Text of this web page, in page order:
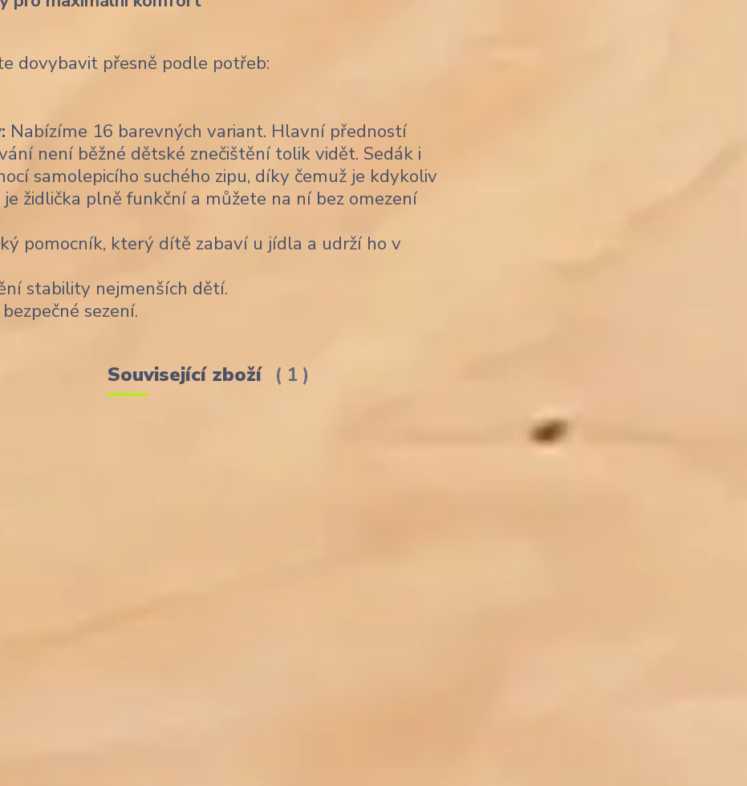
dovybavit přesně podle potřeb:
Nabízíme 16 barevných variant. Hlavní předností
není běžné dětské znečištění tolik vidět. Sedák i
samolepicího suchého zipu, díky čemuž je kdykoliv
židlička plně funkční a můžete na ní bez omezení
pomocník, který dítě zabaví u jídla a udrží ho v
stability nejmenších dětí.
sezení.
Související zboží 1